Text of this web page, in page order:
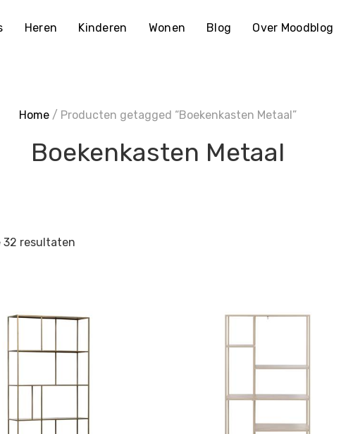
Heren Kinderen Wonen Blog Over Moodblog
Home / Producten getagged “Boekenkasten Metaal”
Boekenkasten Metaal
32 resultaten